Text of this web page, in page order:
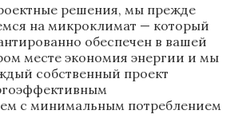
решения, мы прежде
на микроклимат — который
обеспечен в вашей
месте экономия энергии и мы
собственный проект
с минимальным потреблением